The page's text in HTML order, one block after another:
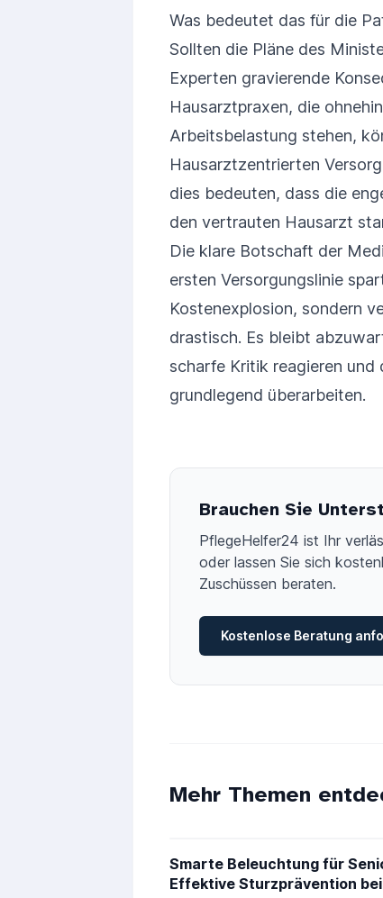
Was bedeutet das für die
Sollten die Pläne des
Experten gravierende
Hausarztpraxen, die
Arbeitsbelastung stehen,
Hausarztzentrierten
dies bedeuten, dass die
den vertrauten Hausarzt
Die klare Botschaft der
ersten Versorgungslinie
Kostenexplosion, sondern
drastisch. Es bleibt
scharfe Kritik reagieren
grundlegend überarbeiten.
Brauchen Sie
PflegeHelfer24 ist Ihr
oder lassen Sie sich
Zuschüssen beraten.
Kostenlose Beratung
Mehr Themen
Smarte Beleuchtung für
Effektive Sturzprävention